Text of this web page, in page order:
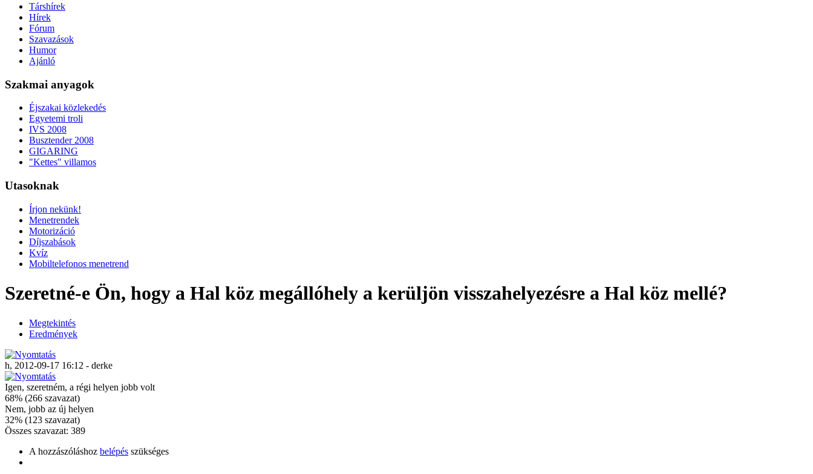
Társhírek
Hírek
Fórum
Szavazások
Humor
Ajánló
Szakmai anyagok
Éjszakai közlekedés
Egyetemi troli
IVS 2008
Busztender 2008
GIGARING
"Kettes" villamos
Utasoknak
Írjon nekünk!
Menetrendek
Motorizáció
Díjszabások
Kvíz
Mobiltelefonos menetrend
Szeretné-e Ön, hogy a Hal köz megállóhely a kerüljön visszahelyezésre a Hal köz mellé?
Megtekintés
Eredmények
h, 2012-09-17 16:12 - derke
Igen, szeretném, a régi helyen jobb volt
68% (266 szavazat)
Nem, jobb az új helyen
32% (123 szavazat)
Összes szavazat: 389
A hozzászóláshoz belépés szükséges